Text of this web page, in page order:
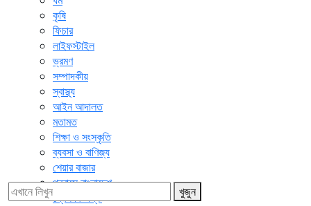
কৃষি
ফিচার
লাইফস্টাইল
ভ্রমণ
সম্পাদকীয়
স্বাস্থ্য
আইন আদালত
মতামত
শিক্ষা ও সংস্কৃতি
ব্যবসা ও বাণিজ্য
শেয়ার বাজার
প্রবাসে বাংলাদেশ
প্রেস বিজ্ঞপ্তি
খুজুন